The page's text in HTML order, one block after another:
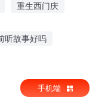
重生西门庆
听故事好吗
手机端